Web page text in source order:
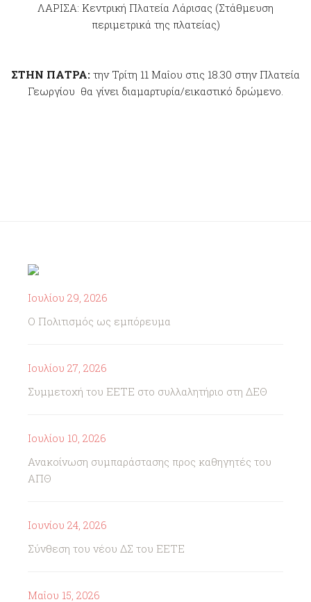
ΛΑΡΙΣΑ: Κεντρική Πλατεία Λάρισας (Στάθμευση
περιμετρικά της πλατείας)
ΣΤΗΝ ΠΑΤΡΑ: την Τρίτη 11 Μαΐου στις 18.30 στην Πλατεία
Γεωργίου θα γίνει διαμαρτυρία/εικαστικό δρώμενο.
Ιουλίου 29, 2026
Ο Πολιτισμός ως εμπόρευμα
Ιουλίου 27, 2026
Συμμετοχή του ΕΕΤΕ στο συλλαλητήριο στη ΔΕΘ
Ιουλίου 10, 2026
Ανακοίνωση συμπαράστασης προς καθηγητές του
ΑΠΘ
Ιουνίου 24, 2026
Σύνθεση του νέου ΔΣ του ΕΕΤΕ
Μαΐου 15, 2026